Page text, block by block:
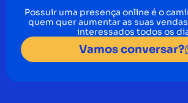
Possuir uma presença online é o
quem quer aumentar as suas
interessados todos os
Vamos conversar?